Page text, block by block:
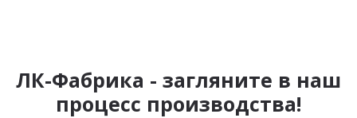
ЛК-Фабрика - загляните в наш
процесс производства!